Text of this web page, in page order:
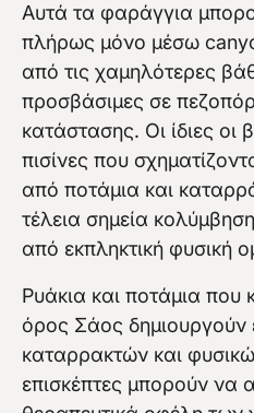
Αυτά τα φαράγγια
πλήρως μόνο μέσω
από τις χαμηλότερες
προσβάσιμες σε
κατάστασης. Οι ίδιες οι
πισίνες που
από ποτάμια και
τέλεια σημεία
από εκπληκτική φυσική
Ρυάκια και ποτάμια που
όρος Σάος δημιουργούν
καταρρακτών και
επισκέπτες μπορούν να